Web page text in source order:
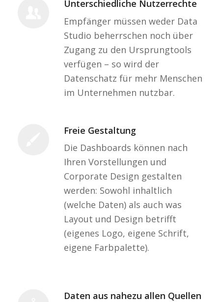
Unterschiedliche Nutzerrechte
Empfänger müssen weder Data
Studio beherrschen noch über
Zugang zu den Ursprungtools
verfügen – so wird der
Datenschatz für mehr Menschen
im Unternehmen nutzbar.
Freie Gestaltung
Die Dashboards können nach
Ihren Vorstellungen und
Corporate Design gestalten
werden: Sowohl inhaltlich
(welche Daten) als auch was
Layout und Design betrifft
(eigenes Logo, eigene Schrift,
eigene Farbpalette).
Daten aus nahezu allen Quellen